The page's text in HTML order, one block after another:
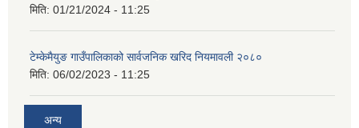
मिति: 01/21/2024 - 11:25
टेम्केमैयुङ गाउँपालिकाको सार्वजनिक खरिद नियमावली २०८०
मिति: 06/02/2023 - 11:25
अन्य